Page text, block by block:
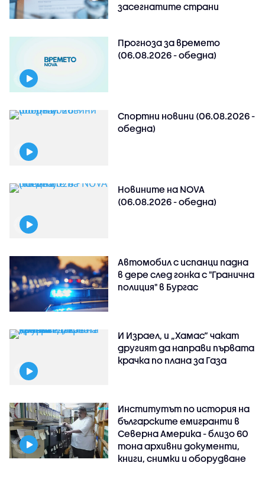
засегнатите страни
Прогноза за времето
(06.08.2026 - обедна)
Спортни новини (06.08.2026 -
обедна)
Новините на NOVA
(06.08.2026 - обедна)
Автомобил с испанци падна
в дере след гонка с "Гранична
полиция" в Бургас
И Израел, и „Хамас“ чакат
другият да направи първата
крачка по плана за Газа
Институтът по история на
българските емигранти в
Северна Америка - близо 60
тона архивни документи,
книги, снимки и оборудване